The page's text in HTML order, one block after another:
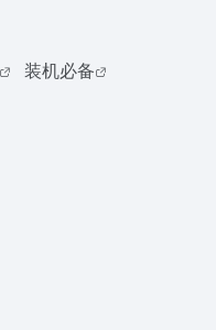
装机必备